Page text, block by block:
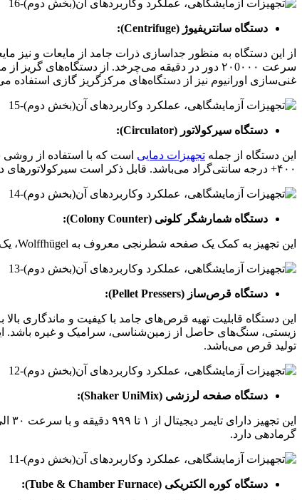
دستگاه سانتریفیوژ (Centrifuge):
از این دستگاه به منظور جداسازی ذرات جامد از مایعات و نیز
سرعت ۲۰0۰۰۰ دور در دقیقه می‌چرخد. از
غنی‌سازی اورانیوم نیز از دستگاه‌های مرکزگریز گازی استفاده
دستگاه سیرکولاتور (Circulator):
این دستگاه از جمله تجهیزات دمایی
۴۰۰+ درجه سانتی‌گراد می‌باشد. قابل ذکر است سیرکولاتورهای دارای خنک‌کننده با استفاده از حمام روغن‌های مخصوص می‌توانند محدوده وسیع‌تری از دما را بر حسب نیاز پوشش دهند.
دستگاه شمارشگر کلونی (Colony Counter):
این تجهیز به کمک یک صفحه شطرنجی معروف به Wolffhügel، یک صفحه قطعه‌بندی شده و قراردادن پتری دیش‌های مورد نظر به همراه عدسی بزرگ‌کننده، قادر به شمارش کلونی‌های موجود می‌باشد.
دستگاه قرص‌ساز (Pellet Pressers):
این دستگاه قابلیت تهیه قرص‌های جامد با کیفیت و ماندگاری
تولید قرص می‌باشد.
دستگاه صفحه لرزشی (Shaker UniMix):
گرمادهی دارد.
دستگاه کوره الکتریکی (Tube & Chamber Furnace):